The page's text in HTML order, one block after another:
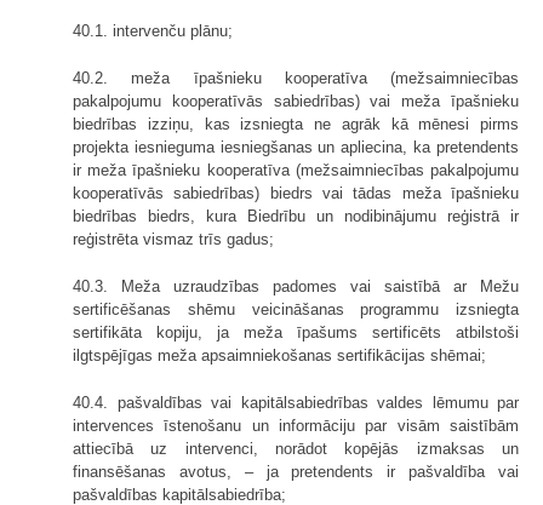
40.1. intervenču plānu;
40.2. meža īpašnieku kooperatīva (mežsaimniecības
pakalpojumu kooperatīvās sabiedrības) vai meža īpašnieku
biedrības izziņu, kas izsniegta ne agrāk kā mēnesi pirms
projekta iesnieguma iesniegšanas un apliecina, ka pretendents
ir meža īpašnieku kooperatīva (mežsaimniecības pakalpojumu
kooperatīvās sabiedrības) biedrs vai tādas meža īpašnieku
biedrības biedrs, kura Biedrību un nodibinājumu reģistrā ir
reģistrēta vismaz trīs gadus;
40.3. Meža uzraudzības padomes vai saistībā ar Mežu
sertificēšanas shēmu veicināšanas programmu izsniegta
sertifikāta kopiju, ja meža īpašums sertificēts atbilstoši
ilgtspējīgas meža apsaimniekošanas sertifikācijas shēmai;
40.4. pašvaldības vai kapitālsabiedrības valdes lēmumu par
intervences īstenošanu un informāciju par visām saistībām
attiecībā uz intervenci, norādot kopējās izmaksas un
finansēšanas avotus, – ja pretendents ir pašvaldība vai
pašvaldības kapitālsabiedrība;